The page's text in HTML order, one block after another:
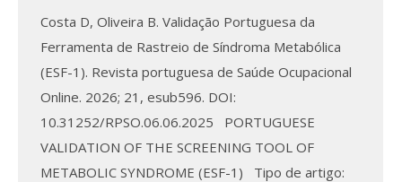
Formação Profissional
Bolsa de emprego (oferta/
Sugestões para os Leitores
Investigarem
Costa D, Oliveira B. Validação Portuguesa da
Ferramenta de Rastreio de Síndroma Metabólica
(ESF-1). Revista portuguesa de Saúde Ocupacional
Online. 2026; 21, esub596. DOI:
10.31252/RPSO.06.06.2025 PORTUGUESE
VALIDATION OF THE SCREENING TOOL OF
METABOLIC SYNDROME (ESF-1) Tipo de artigo: